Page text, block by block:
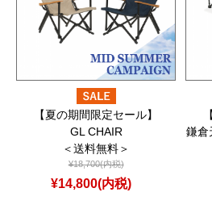
【夏の期間限定セール】
GL CHAIR
＜送料無料＞
¥18,700(内税)
¥14,800(内税)
鎌倉